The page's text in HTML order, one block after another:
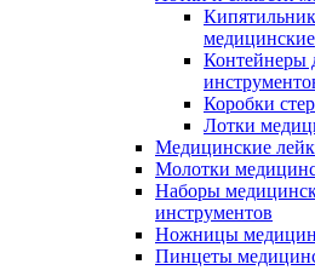
медицинские
Контейнеры
Коробки
Лотки
Медицинские
Молотки
Наборы
инструментов
Ножницы
Пинцеты